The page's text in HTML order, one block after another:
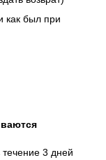
как был при
3 дней